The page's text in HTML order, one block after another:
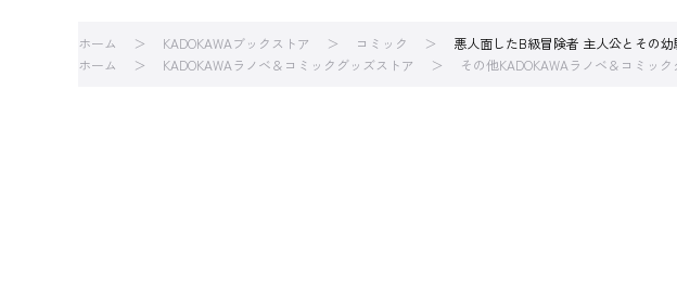
ホーム KADOKAWAブックストア コミック
悪人面したB級冒険者 主人公とその
ホーム
KADOKAWAラノベ＆コミックグッズストア その他KADOKAWAラノベ＆コミッ